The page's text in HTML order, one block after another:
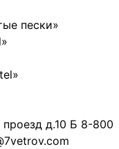
д.10 Б 8-800